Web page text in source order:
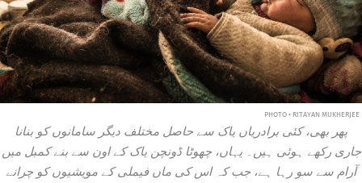
PHOTO • RITAYAN MUKHERJEE
پھر بھی، کئی برادریاں یاک سے حاصل مختلف دیگر سامانوں کو بنانا
جاری رکھے ہوئی ہیں۔ یہاں، چھوٹا ڈونچن یاک کے اون سے بنے کمبل میں
آرام سے سو رہا ہے، جب کہ اس کی ماں فیملی کے مویشیوں کو چرانے